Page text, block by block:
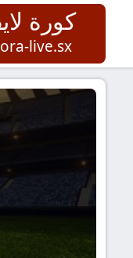
كورة
live.sx